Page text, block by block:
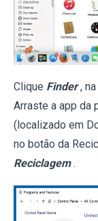
Clique Finder ,
Arraste a app da
(localizado em
no botão da
Reciclagem .